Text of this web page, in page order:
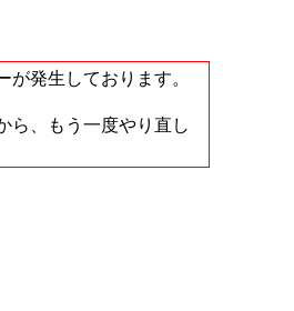
が発生しております。
ら、もう一度やり直し